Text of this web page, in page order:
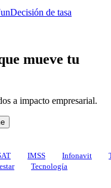
Decisión de tasa
mueve tu
a impacto empresarial.
IMSS Infonavit
Tecnología